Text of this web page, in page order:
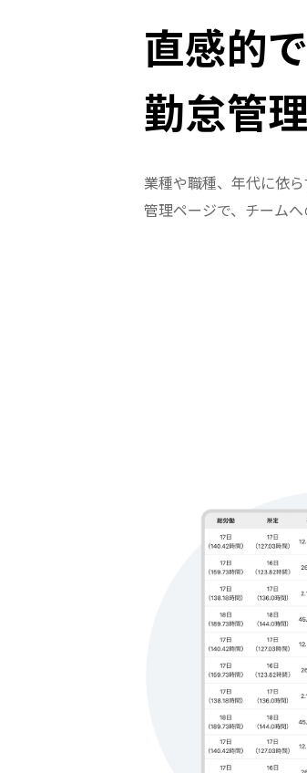
直感的
勤怠管
業種や職種、年代に依
管理ページで、チームへ